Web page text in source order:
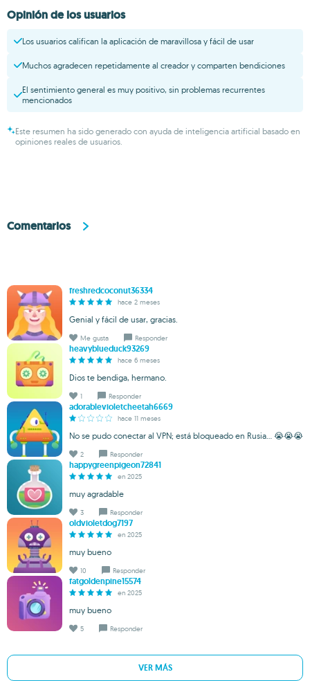
Opinión de los usuarios
Los usuarios califican la aplicación de maravillosa y fácil de usar
Muchos agradecen repetidamente al creador y comparten bendiciones
El sentimiento general es muy positivo, sin problemas recurrentes
mencionados
Este resumen ha sido generado con ayuda de inteligencia artificial basado en
opiniones reales de usuarios.
Comentarios
freshredcoconut36334
hace 2 meses
Genial y fácil de usar, gracias.
Me gusta Responder
heavyblueduck93269
hace 6 meses
Dios te bendiga, hermano.
1 Responder
adorablevioletcheetah6669
hace 11 meses
No se pudo conectar al VPN; está bloqueado en Rusia... 😭😭😭
2 Responder
happygreenpigeon72841
en 2025
muy agradable
3 Responder
oldvioletdog7197
en 2025
muy bueno
10 Responder
fatgoldenpine15574
en 2025
muy bueno
5 Responder
VER MÁS